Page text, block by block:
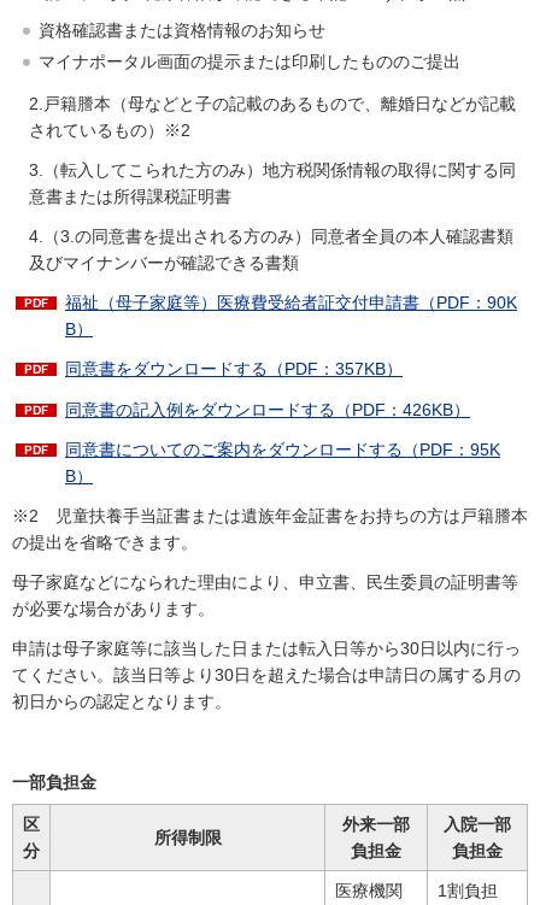
資格確認書または資格情報のお知らせ
マイナポータル画面の提示または印刷したもののご提出
2.戸籍謄本（母などと子の記載のあるもので、離婚日などが記載
されているもの）※2
3.（転入してこられた方のみ）地方税関係情報の取得に関する同
意書または所得課税証明書
4.（3.の同意書を提出される方のみ）同意者全員の本人確認書類
及びマイナンバーが確認できる書類
福祉（母子家庭等）医療費受給者証交付申請書（PDF：90K
B）
同意書をダウンロードする（PDF：357KB）
同意書の記入例をダウンロードする（PDF：426KB）
同意書についてのご案内をダウンロードする（PDF：95K
B）
※2 児童扶養手当証書または遺族年金証書をお持ちの方は戸籍謄本
の提出を省略できます。
母子家庭などになられた理由により、申立書、民生委員の証明書等
が必要な場合があります。
申請は母子家庭等に該当した日または転入日等から30日以内に行っ
てください。該当日等より30日を超えた場合は申請日の属する月の
初日からの認定となります。
一部負担金
区
分
所得制限
外来一部
負担金
入院一部
負担金
医療機関
1割負担